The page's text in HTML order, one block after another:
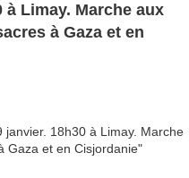
à Limay. Marche aux
à Gaza et en